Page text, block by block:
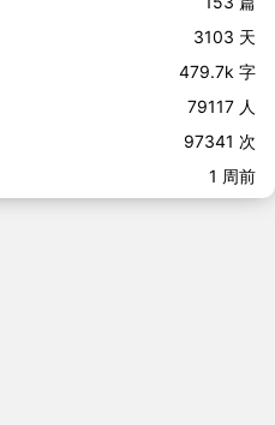
3103 天
479.7k 字
79117 人
97341 次
1 周前